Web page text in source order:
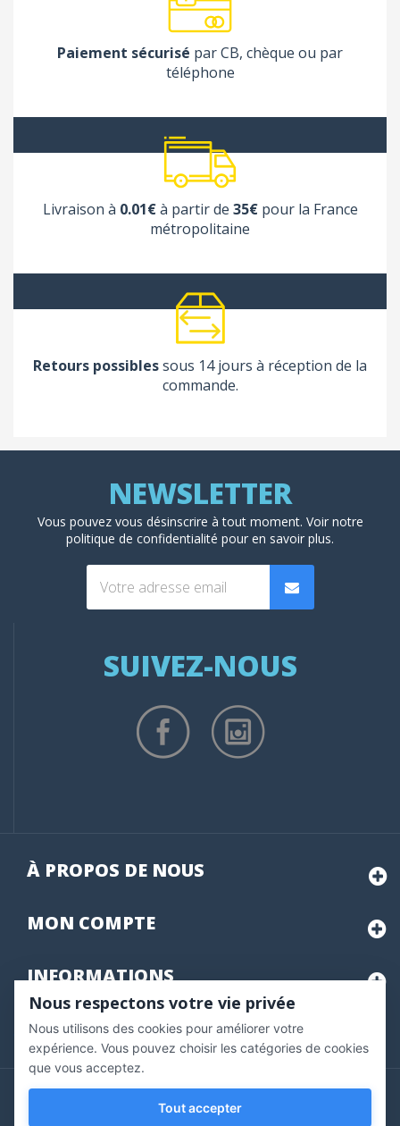
Paiement sécurisé par CB, chèque ou par
téléphone
Livraison à 0.01€à partir de 35€pour la France
métropolitaine
Retours possiblessous 14 jours à réception de la
commande.
Vous pouvez vous désinscrire à tout moment. Voir notre
politique de confidentialité pour en savoir plus.
SUIVEZ-NOUS
À PROPOS DE NOUS
MON COMPTE
INFORMATIONS
Marchand approuvé par la Société des Avis Garantis,
pour vérifier .
Copyright © 2020 Vernazobres Grego - tous droits
réservés.
Nous respectons votre vie privée
Nous utilisons des cookies pour améliorer votre
expérience. Vous pouvez choisir les catégories de cookies
que vous acceptez.
Tout accepter